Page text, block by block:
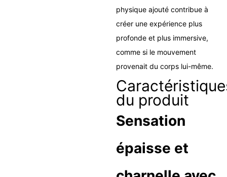
physique ajouté contribue à
créer une expérience plus
profonde et plus immersive,
comme si le mouvement
provenait du corps lui-même.
du produit
Sensation
épaisse et